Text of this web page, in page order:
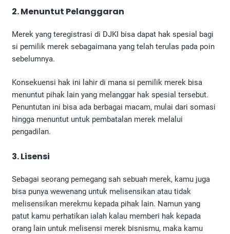
2. Menuntut Pelanggaran
Merek yang teregistrasi di DJKI bisa dapat hak spesial bagi
si pemilik merek sebagaimana yang telah terulas pada poin
sebelumnya.
Konsekuensi hak ini lahir di mana si pemilik merek bisa
menuntut pihak lain yang melanggar hak spesial tersebut.
Penuntutan ini bisa ada berbagai macam, mulai dari somasi
hingga menuntut untuk pembatalan merek melalui
pengadilan.
3. Lisensi
Sebagai seorang pemegang sah sebuah merek, kamu juga
bisa punya wewenang untuk melisensikan atau tidak
melisensikan merekmu kepada pihak lain. Namun yang
patut kamu perhatikan ialah kalau memberi hak kepada
orang lain untuk melisensi merek bisnismu, maka kamu